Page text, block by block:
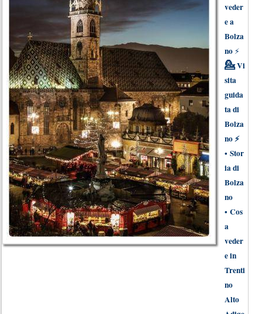
veder
e a
Bolza
no ⚡
💁 Vi
sita
guida
ta di
Bolza
no ⚡
• Stor
ia di
Bolza
no
• Cos
a
veder
e in
Trenti
no
Alto